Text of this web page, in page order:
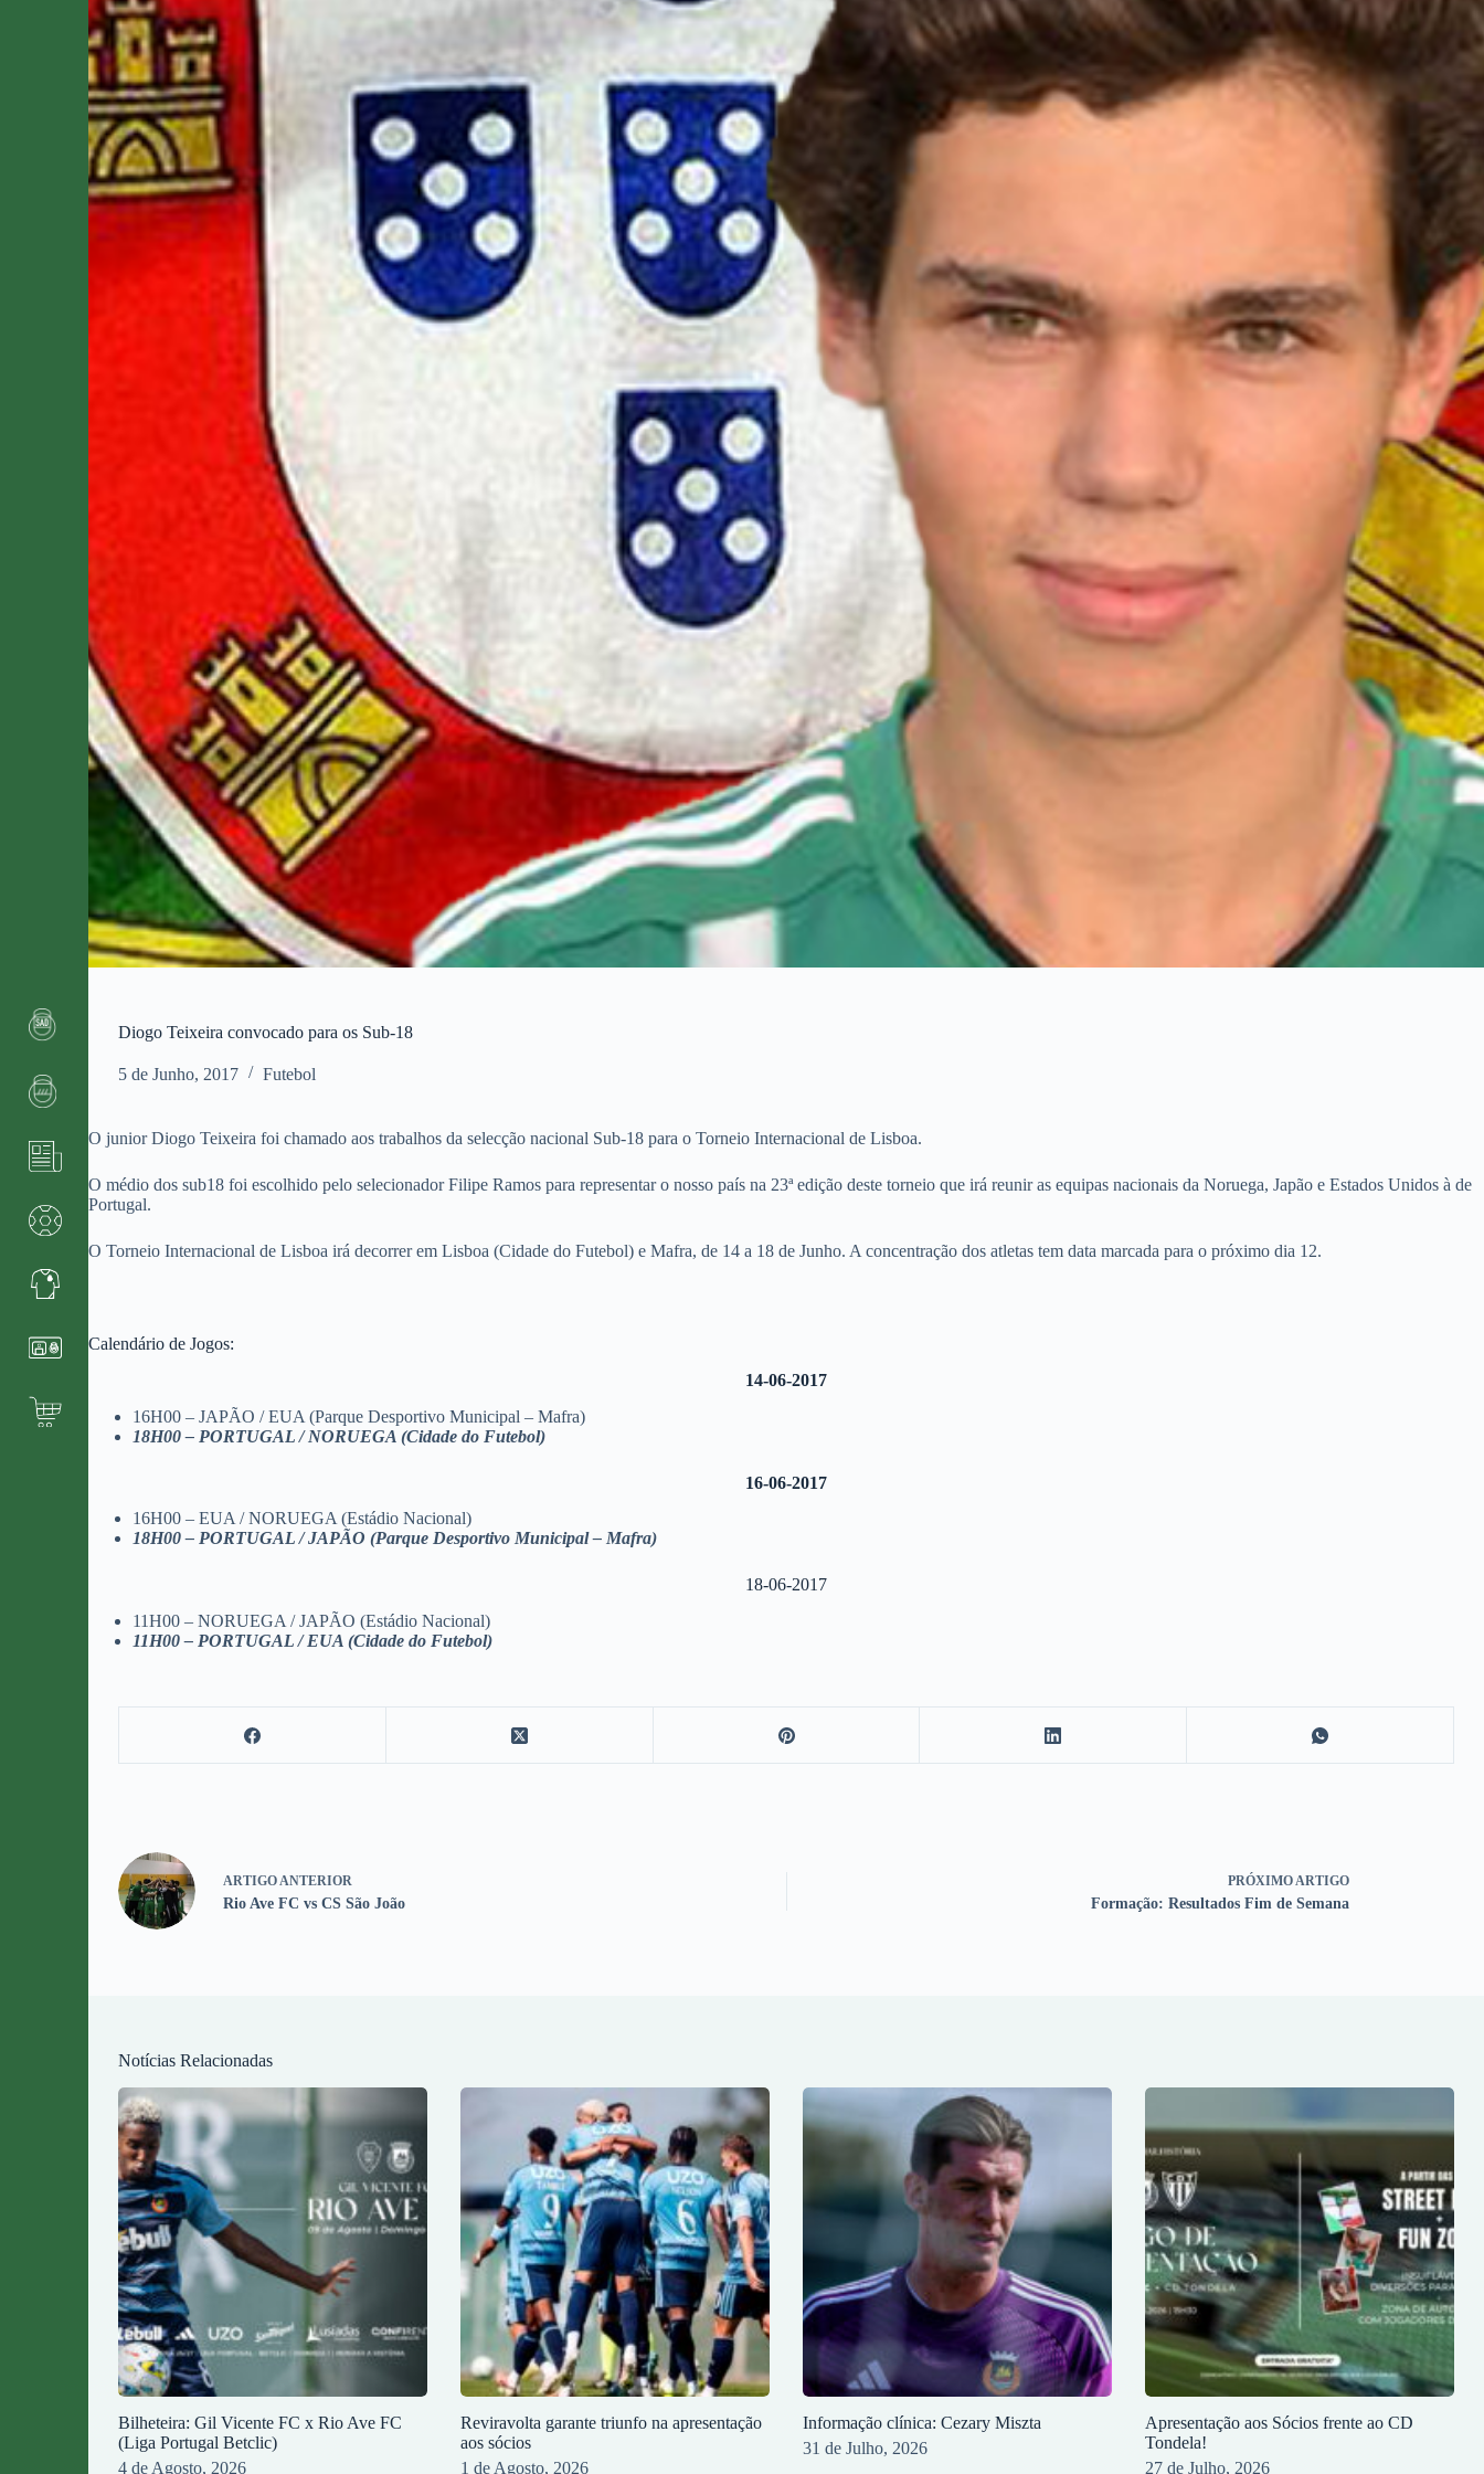
Diogo Teixeira convocado para os Sub-18
5 de Junho, 2017 Futebol
O junior Diogo Teixeira foi chamado aos trabalhos da selecção nacional Sub-18 para o Torneio Internacional de Lisboa.
O médio dos sub18 foi escolhido pelo selecionador Filipe Ramos para representar o nosso país na 23ª edição deste torneio que irá reunir as equipas nacionais da Noruega, Japão e Estados Unidos à de
Portugal.
O Torneio Internacional de Lisboa irá decorrer em Lisboa (Cidade do Futebol) e Mafra, de 14 a 18 de Junho. A concentração dos atletas tem data marcada para o próximo dia 12.
Calendário de Jogos:
14-06-2017
16H00 – JAPÃO / EUA (Parque Desportivo Municipal – Mafra)
18H00 – PORTUGAL / NORUEGA (Cidade do Futebol)
16-06-2017
16H00 – EUA / NORUEGA (Estádio Nacional)
18H00 – PORTUGAL / JAPÃO (Parque Desportivo Municipal – Mafra)
18-06-2017
11H00 – NORUEGA / JAPÃO (Estádio Nacional)
11H00 – PORTUGAL / EUA (Cidade do Futebol)
ARTIGO ANTERIOR
Rio Ave FC vs CS São João
PRÓXIMO ARTIGO
Formação: Resultados Fim de Semana
Notícias Relacionadas
Bilheteira: Gil Vicente FC x Rio Ave FC
(Liga Portugal Betclic)
4 de Agosto, 2026
Reviravolta garante triunfo na apresentação
aos sócios
1 de Agosto, 2026
Informação clínica: Cezary Miszta
31 de Julho, 2026
Apresentação aos Sócios frente ao CD
Tondela!
27 de Julho, 2026